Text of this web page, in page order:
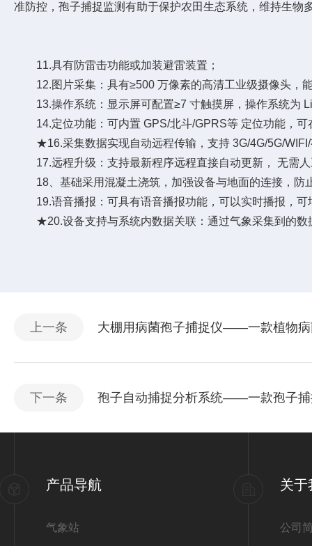
准防控，孢子捕捉监测有助于保护农田生态系统，维持生物
11.具有防雷击功能或加装避雷装置；
12.图片采集：具有≥500 万像素的高清工业级摄像头，能
13.操作系统：显示屏可配置≥7 寸触摸屏，操作系统为
14.定位功能：可内置 GPS/北斗/GPRS等 定位功能，可
★16.采集数据实现自动远程传输，支持 3G/4G/5G/WIFI/
17.远程升级：支持最新程序远程直接自动更新， 无需人
18、基础采用混凝土浇筑，加强设备与地面的连接，防
19.语音播报：可具有语音播报功能，可以实时播报，可
★20.设备支持与系统内数据关联：通过气象采集到的数
上一条 大棚用病菌孢子捕捉仪——一款植物
下一条 孢子自动捕捉分析系统——一款孢子
产品导航
气象站
关于
公司